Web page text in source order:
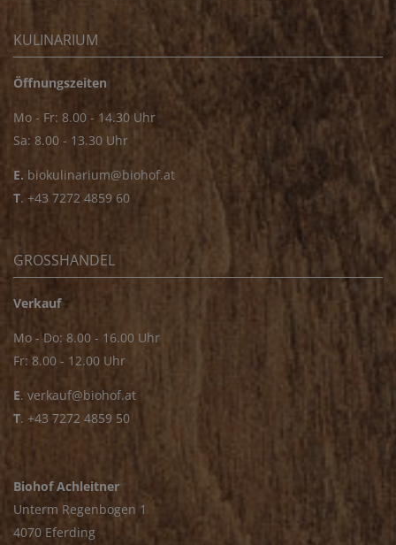
KULINARIUM
Öffnungszeiten
Mo - Fr: 8.00 - 14.30 Uhr
Sa: 8.00 - 13.30 Uhr
E. biokulinarium@biohof.at
T. +43 7272 4859 60
GROSSHANDEL
Verkauf
Mo - Do: 8.00 - 16.00 Uhr
Fr: 8.00 - 12.00 Uhr
E. verkauf@biohof.at
T. +43 7272 4859 50
Biohof Achleitner
Unterm Regenbogen 1
4070 Eferding